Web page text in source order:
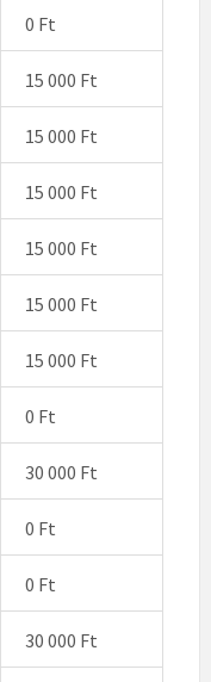
0 Ft
15 000 Ft
15 000 Ft
15 000 Ft
15 000 Ft
15 000 Ft
15 000 Ft
0 Ft
30 000 Ft
0 Ft
0 Ft
30 000 Ft